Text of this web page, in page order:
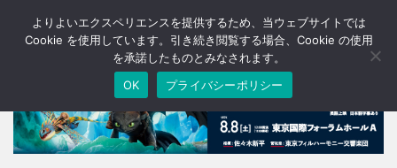
T
o
n
a
v
よりよいエクスペリエンスを提供するため、当ウェブサイトでは
Cookie を使用しています。引き続き閲覧する場合、Cookie の使用
を承諾したものとみなされます。
OK
プライバシーポリシー